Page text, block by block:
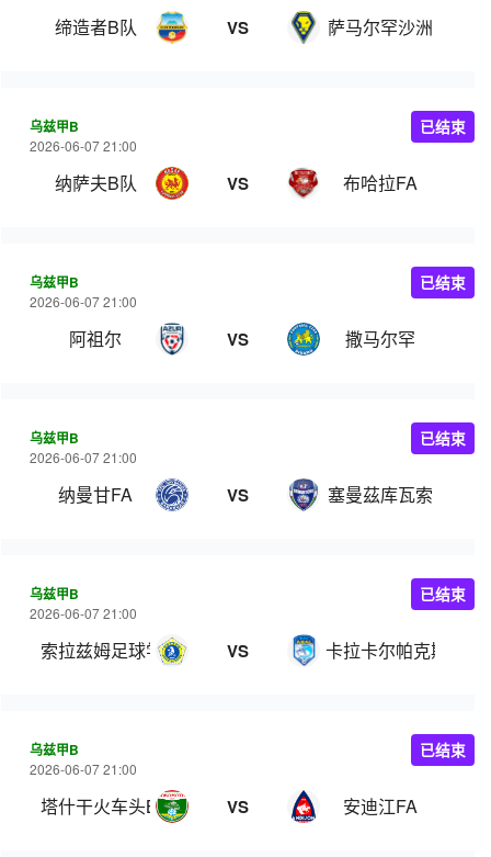
缔造者B队 VS 萨马尔罕沙洲
乌兹甲B
2026-06-07 21:00
纳萨夫B队 VS 布哈拉FA
已结束
乌兹甲B
2026-06-07 21:00
阿祖尔 VS 撒马尔罕
已结束
乌兹甲B
2026-06-07 21:00
纳曼甘FA VS 塞曼茲库瓦索
已结束
乌兹甲B
2026-06-07 21:00
索拉兹姆足球学院 VS 卡拉卡尔帕克斯坦FA
已结束
乌兹甲B
2026-06-07 21:00
塔什干火车头B队 VS 安迪江FA
已结束